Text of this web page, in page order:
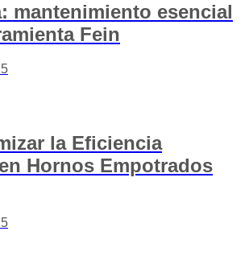
mantenimiento esencial
Fein
la Eficiencia
Hornos Empotrados